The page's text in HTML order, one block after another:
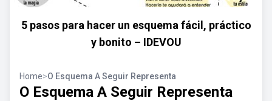
5 pasos para hacer un esquema fácil, práctico
y bonito – IDEVOU
Home>O Esquema A Seguir Representa
O Esquema A Seguir Representa